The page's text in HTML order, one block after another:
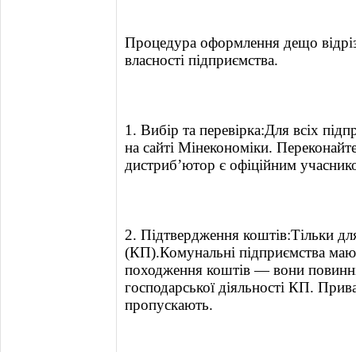
Процедура оформлення дещо
власності підприємства.
1. Вибір та перевірка:Для всіх
на сайті Мінекономіки.
дистриб’ютор є офіційним
2. Підтвердження коштів:Тільки
(КП).Комунальні підприємства
походження коштів — вони
господарської діяльності КП.
пропускають.